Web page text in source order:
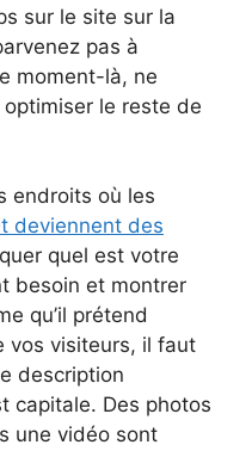
sur le site sur la
pas à
moment-là, ne
le reste de
endroits où les
deviennent des
quel est votre
besoin et montrer
qu’il prétend
vos visiteurs, il faut
description
capitale. Des photos
une vidéo sont